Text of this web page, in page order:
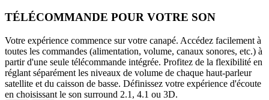
TÉLÉCOMMANDE POUR VOTRE SON
Votre expérience commence sur votre canapé. Accédez facilement à
toutes les commandes (alimentation, volume, canaux sonores, etc.) à
partir d'une seule télécommande intégrée. Profitez de la flexibilité en
réglant séparément les niveaux de volume de chaque haut-parleur
satellite et du caisson de basse. Définissez votre expérience d'écoute
en choisissant le son surround 2.1, 4.1 ou 3D.